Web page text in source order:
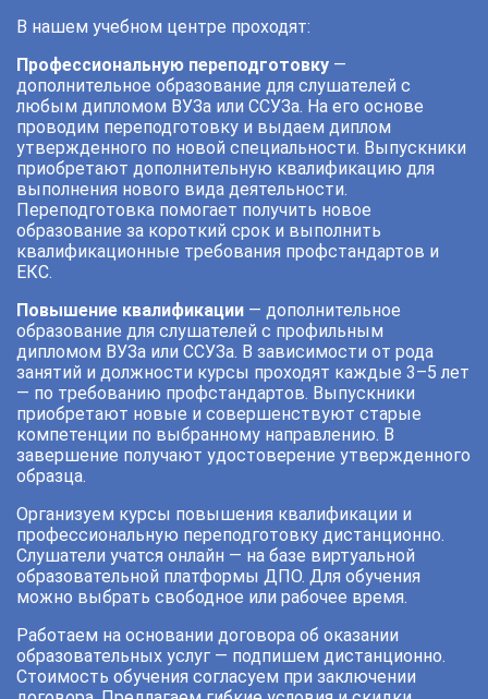
В нашем учебном центре проходят:
Профессиональную переподготовку —
дополнительное образование для слушателей с
любым дипломом ВУЗа или ССУЗа. На его основе
проводим переподготовку и выдаем диплом
утвержденного по новой специальности. Выпускники
приобретают дополнительную квалификацию для
выполнения нового вида деятельности.
Переподготовка помогает получить новое
образование за короткий срок и выполнить
квалификационные требования профстандартов и
ЕКС.
Повышение квалификации — дополнительное
образование для слушателей с профильным
дипломом ВУЗа или ССУЗа. В зависимости от рода
занятий и должности курсы проходят каждые 3–5 лет
— по требованию профстандартов. Выпускники
приобретают новые и совершенствуют старые
компетенции по выбранному направлению. В
завершение получают удостоверение утвержденного
образца.
Организуем курсы повышения квалификации и
профессиональную переподготовку дистанционно.
Слушатели учатся онлайн — на базе виртуальной
образовательной платформы ДПО. Для обучения
можно выбрать свободное или рабочее время.
Работаем на основании договора об оказании
образовательных услуг — подпишем дистанционно.
Стоимость обучения согласуем при заключении